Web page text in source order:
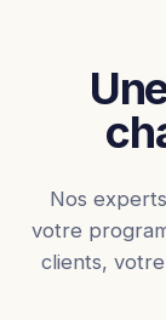
Nos
votre
clients,